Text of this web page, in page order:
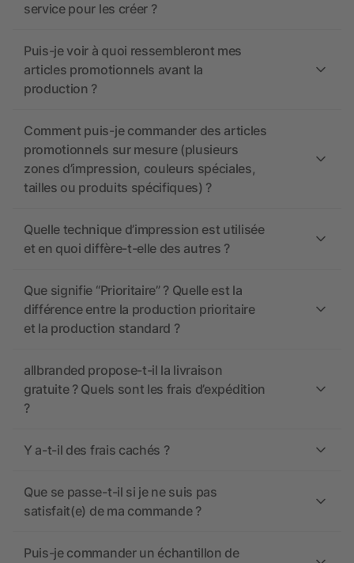
service pour les créer ?
Puis-je voir à quoi ressembleront mes
articles promotionnels avant la
production ?
Comment puis-je commander des articles
promotionnels sur mesure (plusieurs
zones d’impression, couleurs spéciales,
tailles ou produits spécifiques) ?
Quelle technique d’impression est utilisée
et en quoi diffère-t-elle des autres ?
Que signifie “Prioritaire” ? Quelle est la
différence entre la production prioritaire
et la production standard ?
allbranded propose-t-il la livraison
gratuite ? Quels sont les frais d’expédition
?
Y a-t-il des frais cachés ?
Que se passe-t-il si je ne suis pas
satisfait(e) de ma commande ?
Puis-je commander un échantillon de